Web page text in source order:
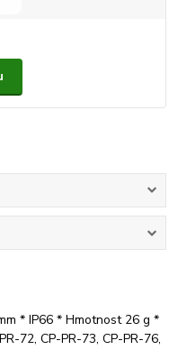
* IP66 * Hmotnost 26 g *
72, CP-PR-73, CP-PR-76,